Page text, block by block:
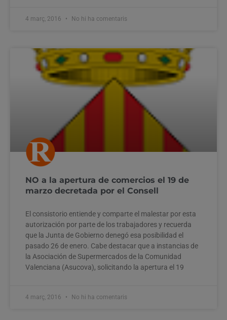
4 març, 2016 No hi ha comentaris
NO a la apertura de comercios el 19 de
marzo decretada por el Consell
El consistorio entiende y comparte el malestar por esta
autorización por parte de los trabajadores y recuerda
que la Junta de Gobierno denegó esa posibilidad el
pasado 26 de enero. Cabe destacar que a instancias de
la Asociación de Supermercados de la Comunidad
Valenciana (Asucova), solicitando la apertura el 19
4 març, 2016 No hi ha comentaris